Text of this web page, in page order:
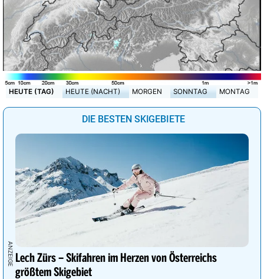
HEUTE (TAG) HEUTE (NACHT) MORGEN SONNTAG MONTAG
DIE BESTEN SKIGEBIETE
Lech Zürs – Skifahren im Herzen von Österreichs
größtem Skigebiet